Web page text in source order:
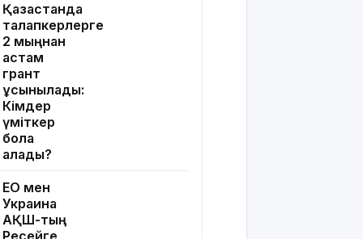
Қазақстанда
талапкерлерге
2 мыңнан
астам
грант
ұсынылады:
Кімдер
үміткер
бола
алады?
ЕО мен
Украина
АҚШ-тың